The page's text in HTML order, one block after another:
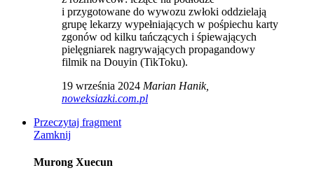
i przygotowane do wywozu zwłoki oddzielają
grupę lekarzy wypełniających w pośpiechu karty
zgonów od kilku tańczących i śpiewających
pielęgniarek nagrywających propagandowy
filmik na Douyin (TikToku).
19 września 2024 Marian Hanik,
noweksiazki.com.pl
Przeczytaj fragment
Zamknij
Murong Xuecun